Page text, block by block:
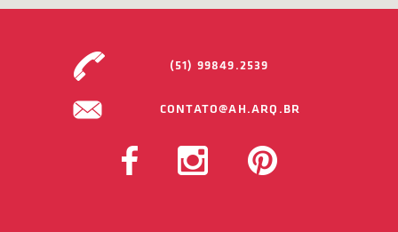
(51) 99849.2539
CONTATO@AH.ARQ.BR
FACEBOOK INSTAGRAM